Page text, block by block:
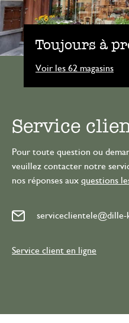
Toujours à
Voir les 62 magasins
Service
Pour toute question ou
veuillez contacter notre
nos réponses aux questions
serviceclientele@dille-
Service client en ligne